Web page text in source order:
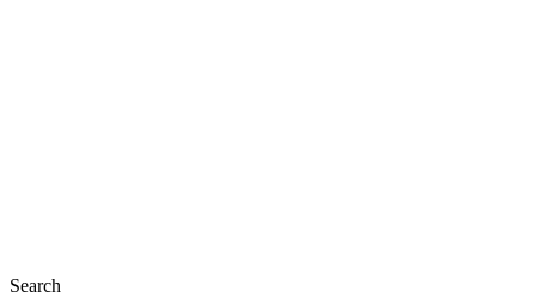
Search